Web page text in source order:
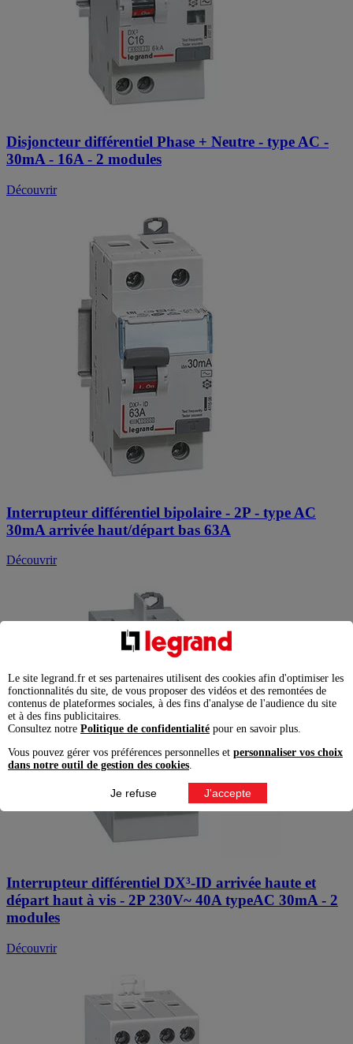
Disjoncteur différentiel Phase + Neutre - type AC -
30mA - 16A - 2 modules
Découvrir
Interrupteur différentiel bipolaire - 2P - type AC
30mA arrivée haut/départ bas 63A
Découvrir
Interrupteur différentiel DX³-ID arrivée haute et
départ haut à vis - 2P 230V~ 40A typeAC 30mA - 2
modules
Découvrir
Le site legrand.fr et ses partenaires utilisent des cookies afin d'optimiser les
fonctionnalités du site, de vous proposer des vidéos et des remontées de
contenus de plateformes sociales, à des fins d'analyse de l'audience du site
et à des fins publicitaires.
Consultez notre Politique de confidentialité pour en savoir plus.
Vous pouvez gérer vos préférences personnelles et personnaliser vos choix
dans notre outil de gestion des cookies
Je refuse J'accepte